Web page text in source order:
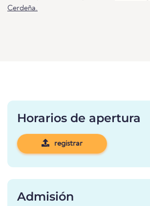
Cerdeña.
Horarios de apertura
registrar
Admisión